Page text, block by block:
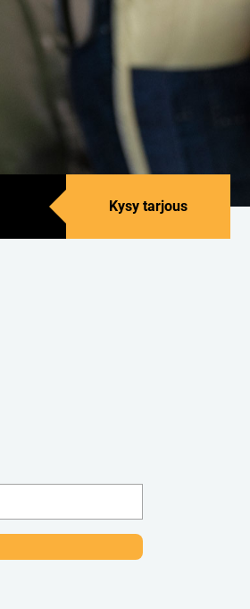
Kysy tarjous